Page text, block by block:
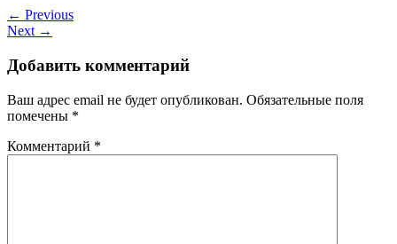
← Previous
Next →
Добавить комментарий
Ваш адрес email не будет опубликован. Обязательные поля
помечены *
Комментарий *